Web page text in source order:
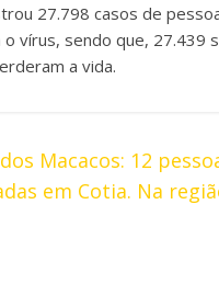
27.798 casos de
vírus, sendo que, 27.439
a vida.
Macacos: 12
em Cotia. Na